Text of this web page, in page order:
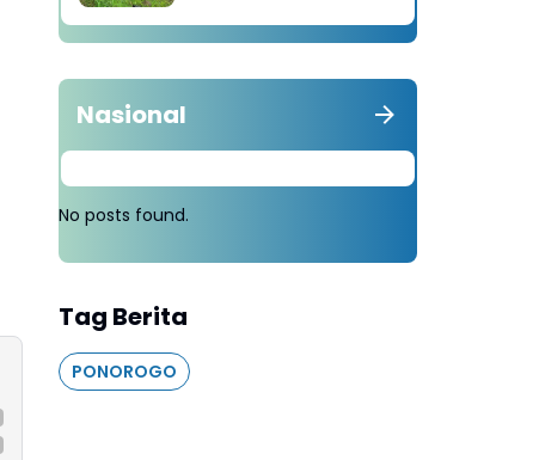
Tebang 100 Pohon
diganti Tanam 1000
Nasional
No posts found.
Tag Berita
PONOROGO